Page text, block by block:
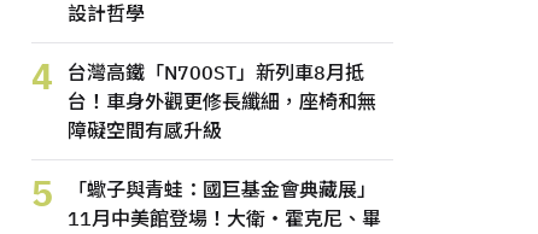
設計哲學
4
台灣高鐵「N700ST」新列車8月抵
台！車身外觀更修長纖細，座椅和無
障礙空間有感升級
5
「蠍子與青蛙：國巨基金會典藏展」
11月中美館登場！大衛・霍克尼、畢